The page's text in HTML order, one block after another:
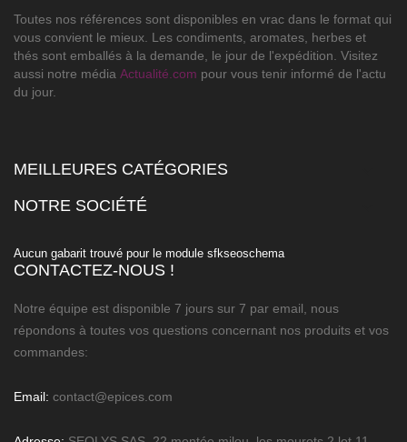
Toutes nos références sont disponibles en vrac dans le format qui
vous convient le mieux. Les condiments, aromates, herbes et
thés sont emballés à la demande, le jour de l'expédition. Visitez
aussi notre média Actualité.com pour vous tenir informé de l'actu
du jour.
MEILLEURES CATÉGORIES
NOTRE SOCIÉTÉ
Aucun gabarit trouvé pour le module sfkseoschema
CONTACTEZ-NOUS !
Notre équipe est disponible 7 jours sur 7 par email, nous
répondons à toutes vos questions concernant nos produits et vos
commandes:
Email: contact@epices.com